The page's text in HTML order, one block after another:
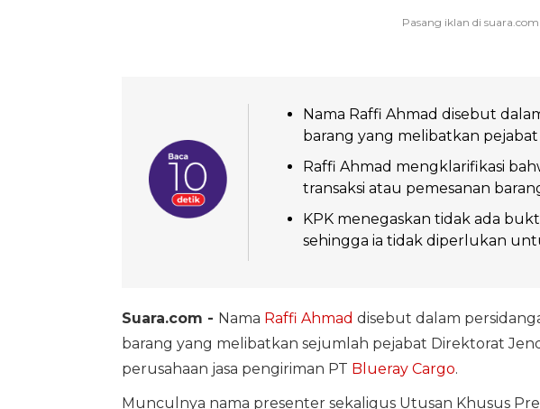
Nama Raffi Ahmad disebut
barang yang melibatkan pejabat
Raffi Ahmad mengklarifikasi
transaksi atau pemesanan
KPK menegaskan tidak ada
sehingga ia tidak diperlukan
Suara.com - Nama Raffi Ahmad disebut dalam
barang yang melibatkan sejumlah pejabat Direktorat
perusahaan jasa pengiriman PT Blueray Cargo.
Munculnya nama presenter sekaligus Utusan Khusus